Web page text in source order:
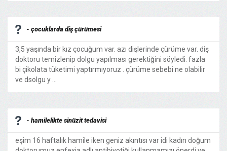
- çocuklarda diş çürümesi
3,5 yaşında bir kız çocuğum var. azı dişlerinde çürüme var. diş
doktoru temizlenip dolgu yapılması gerektiğini söyledi. fazla
bi çikolata tüketimi yaptırmıyoruz . çürüme sebebi ne olabilir
ve dsolgu y ...
- hamilelikte sinüzit tedavisi
eşim 16 haftalık hamile iken geniz akıntısı var idi kadın doğum